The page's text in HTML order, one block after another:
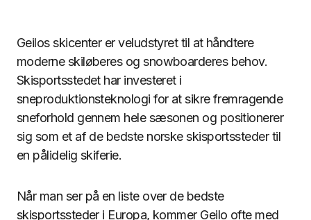
Geilos skicenter er veludstyret til at håndtere
moderne skiløberes og snowboarderes behov.
Skisportsstedet har investeret i
sneproduktionsteknologi for at sikre fremragende
sneforhold gennem hele sæsonen og positionerer
sig som et af de bedste norske skisportssteder til
en pålidelig skiferie.
Når man ser på en liste over de bedste
skisportssteder i Europa, kommer Geilo ofte med